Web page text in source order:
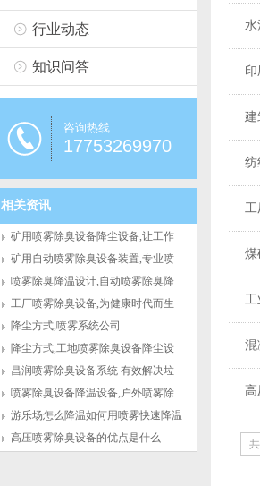
行业动态
知识问答
咨询热线
17753269970
相关资讯
矿用喷雾除臭设备降尘设备,让工作
环境...
矿用自动喷雾除臭设备装置,专业喷
雾除...
喷雾除臭降温设计,自动喷雾除臭降
温装...
工厂喷雾除臭设备,为健康时代而生
降尘方式,喷雾系统公司
降尘方式,工地喷雾除臭设备降尘设
备
昌润喷雾除臭设备系统 有效解决垃
圾恶...
喷雾除臭设备降温设备,户外喷雾除
臭设...
游乐场怎么降温如何用喷雾快速降温
呢
高压喷雾除臭设备的优点是什么
水
建
纺
工
煤
工
混